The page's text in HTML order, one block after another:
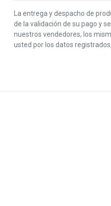
La entrega y despacho de
de la validación de su pago y
nuestros vendedores, los
usted por los datos